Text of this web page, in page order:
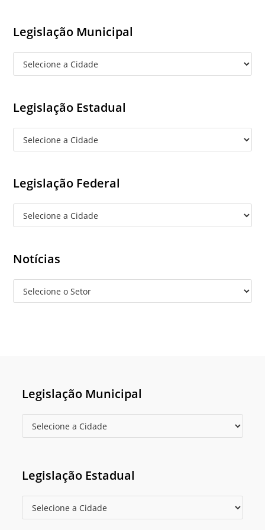
Legislação Municipal
Legislação Estadual
Legislação Federal
Notícias
Legislação Municipal
Legislação Estadual